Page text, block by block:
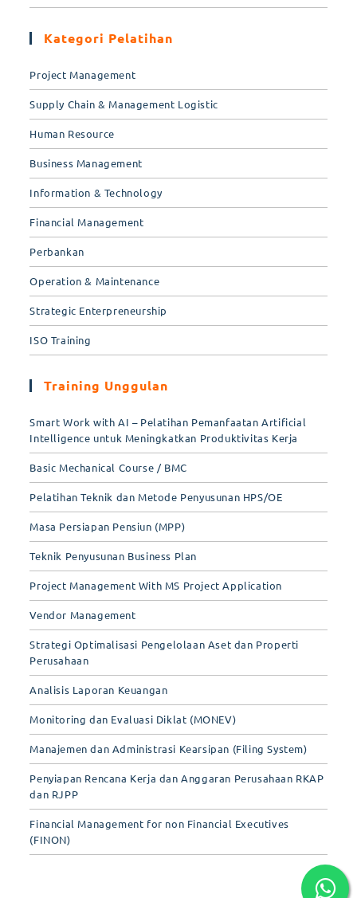
Kategori Pelatihan
Project Management
Supply Chain & Management Logistic
Human Resource
Business Management
Information & Technology
Financial Management
Perbankan
Operation & Maintenance
Strategic Enterpreneurship
ISO Training
Training Unggulan
Smart Work with AI – Pelatihan Pemanfaatan Artificial
Intelligence untuk Meningkatkan Produktivitas Kerja
Basic Mechanical Course / BMC
Pelatihan Teknik dan Metode Penyusunan HPS/OE
Masa Persiapan Pensiun (MPP)
Teknik Penyusunan Business Plan
Project Management With MS Project Application
Vendor Management
Strategi Optimalisasi Pengelolaan Aset dan Properti
Perusahaan
Analisis Laporan Keuangan
Monitoring dan Evaluasi Diklat (MONEV)
Manajemen dan Administrasi Kearsipan (Filing System)
Penyiapan Rencana Kerja dan Anggaran Perusahaan RKAP
dan RJPP
Financial Management for non Financial Executives
(FINON)